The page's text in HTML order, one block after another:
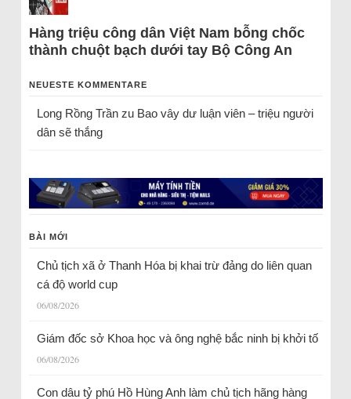
Hàng triệu công dân Việt Nam bỗng chốc
thành chuột bạch dưới tay Bộ Công An
NEUESTE KOMMENTARE
Long Rồng Trầnzu Bao vây dư luận viên – triệu người
dân sẽ thắng
BÀI MỚI
Chủ tịch xã ở Thanh Hóa bị khai trừ đảng do liên quan
cá độ world cup
06/08/2026
Giám đốc sở Khoa học và ông nghệ bắc ninh bị khởi tố
06/08/2026
Con dâu tỷ phú Hồ Hùng Anh làm chủ tịch hãng hàng